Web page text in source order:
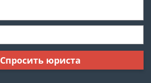
Спросить юриста